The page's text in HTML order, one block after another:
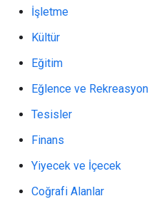
İşletme
Kültür
Eğitim
Eğlence ve Rekreasyon
Tesisler
Finans
Yiyecek ve İçecek
Coğrafi Alanlar